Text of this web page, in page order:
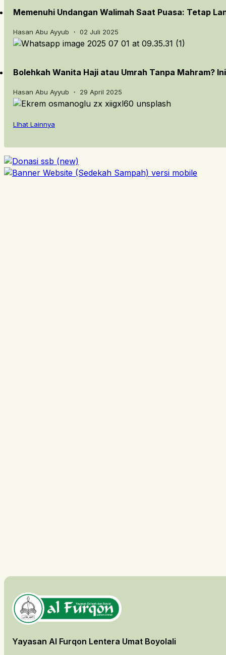
Memenuhi Undangan Walimah Saat Puasa: Tetap
Hasan Abu Ayyub ・ 02 Juli 2025
Bolehkah Wanita Haji atau Umrah Tanpa Mahram?
Hasan Abu Ayyub ・ 29 April 2025
LIhat Lainnya
Yayasan Al Furqon Lentera Umat Boyolali